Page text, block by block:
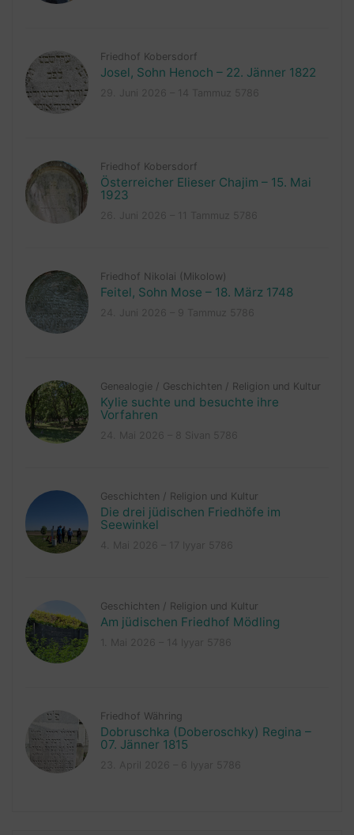
Friedhof Kobersdorf
Josel, Sohn Henoch – 22. Jänner 1822
Friedhof Kobersdorf
Österreicher Elieser Chajim – 15. Mai
1923
Friedhof Nikolai (Mikolow)
Feitel, Sohn Mose – 18. März 1748
Genealogie / Geschichten / Religion und Kultur
Kylie suchte und besuchte ihre
Vorfahren
Geschichten / Religion und Kultur
Die drei jüdischen Friedhöfe im
Seewinkel
Geschichten / Religion und Kultur
Am jüdischen Friedhof Mödling
Friedhof Währing
Dobruschka (Doberoschky) Regina –
07. Jänner 1815